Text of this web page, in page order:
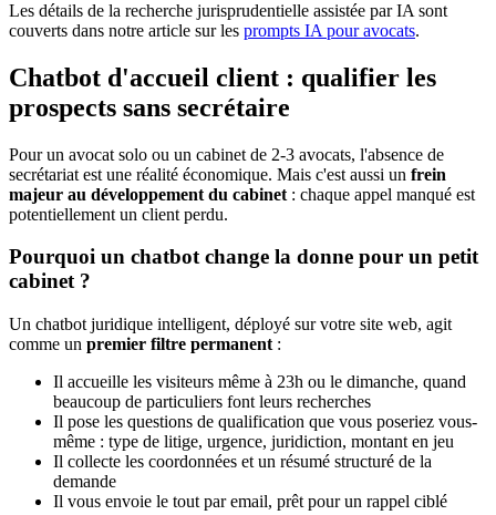
Les détails de la recherche jurisprudentielle assistée par IA sont
couverts dans notre article sur les prompts IA pour avocats.
Chatbot d'accueil client : qualifier les
prospects sans secrétaire
Pour un avocat solo ou un cabinet de 2-3 avocats, l'absence de
secrétariat est une réalité économique. Mais c'est aussi un frein
majeur au développement du cabinet : chaque appel manqué est
potentiellement un client perdu.
Pourquoi un chatbot change la donne pour un petit
cabinet ?
Un chatbot juridique intelligent, déployé sur votre site web, agit
comme un premier filtre permanent :
Il accueille les visiteurs même à 23h ou le dimanche, quand
beaucoup de particuliers font leurs recherches
Il pose les questions de qualification que vous poseriez vous-
même : type de litige, urgence, juridiction, montant en jeu
Il collecte les coordonnées et un résumé structuré de la
demande
Il vous envoie le tout par email, prêt pour un rappel ciblé